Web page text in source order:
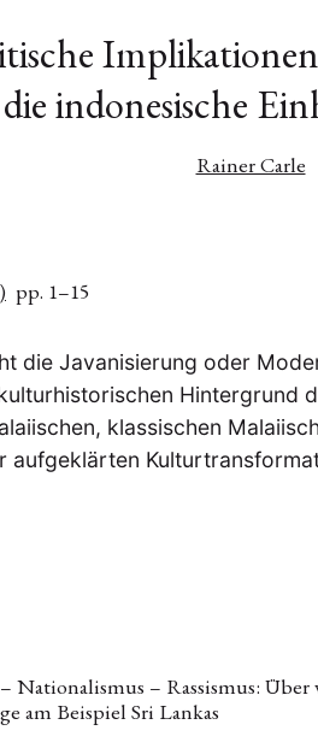
die indonesische
Rainer Carle
pp. 1–15
die Javanisierung oder
Hintergrund
klassischen
aufgeklärten
Nationalismus – Rassismus: Über
am Beispiel Sri Lankas